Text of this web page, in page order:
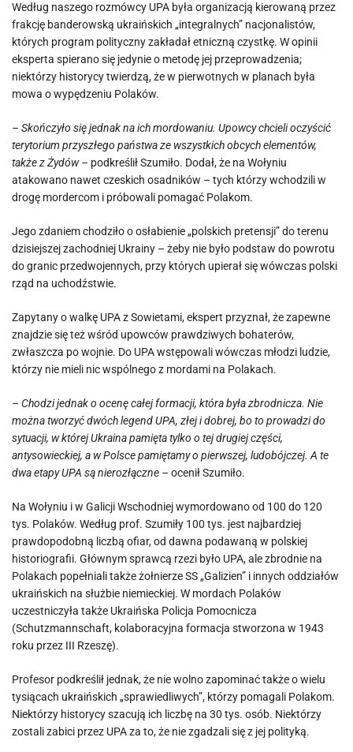
Według naszego rozmówcy UPA była organizacją kierowaną przez
frakcję banderowską ukraińskich „integralnych” nacjonalistów,
których program polityczny zakładał etniczną czystkę. W opinii
eksperta spierano się jedynie o metodę jej przeprowadzenia;
niektórzy historycy twierdzą, że w pierwotnych w planach była
mowa o wypędzeniu Polaków.
– Skończyło się jednak na ich mordowaniu. Upowcy chcieli oczyścić
terytorium przyszłego państwa ze wszystkich obcych elementów,
także z Żydów – podkreślił Szumiło. Dodał, że na Wołyniu
atakowano nawet czeskich osadników – tych którzy wchodzili w
drogę mordercom i próbowali pomagać Polakom.
Jego zdaniem chodziło o osłabienie „polskich pretensji” do terenu
dzisiejszej zachodniej Ukrainy – żeby nie było podstaw do powrotu
do granic przedwojennych, przy których upierał się wówczas polski
rząd na uchodźstwie.
Zapytany o walkę UPA z Sowietami, ekspert przyznał, że zapewne
znajdzie się też wśród upowców prawdziwych bohaterów,
zwłaszcza po wojnie. Do UPA wstępowali wówczas młodzi ludzie,
którzy nie mieli nic wspólnego z mordami na Polakach.
– Chodzi jednak o ocenę całej formacji, która była zbrodnicza. Nie
można tworzyć dwóch legend UPA, złej i dobrej, bo to prowadzi do
sytuacji, w której Ukraina pamięta tylko o tej drugiej części,
antysowieckiej, a w Polsce pamiętamy o pierwszej, ludobójczej. A te
dwa etapy UPA są nierozłączne – ocenił Szumiło.
Na Wołyniu i w Galicji Wschodniej wymordowano od 100 do 120
tys. Polaków. Według prof. Szumiły 100 tys. jest najbardziej
prawdopodobną liczbą ofiar, od dawna podawaną w polskiej
historiografii. Głównym sprawcą rzezi było UPA, ale zbrodnie na
Polakach popełniali także żołnierze SS „Galizien” i innych oddziałów
ukraińskich na służbie niemieckiej. W mordach Polaków
uczestniczyła także Ukraińska Policja Pomocnicza
(Schutzmannschaft, kolaboracyjna formacja stworzona w 1943
roku przez III Rzeszę).
Profesor podkreślił jednak, że nie wolno zapominać także o wielu
tysiącach ukraińskich „sprawiedliwych”, którzy pomagali Polakom.
Niektórzy historycy szacują ich liczbę na 30 tys. osób. Niektórzy
zostali zabici przez UPA za to, że nie zgadzali się z jej polityką.